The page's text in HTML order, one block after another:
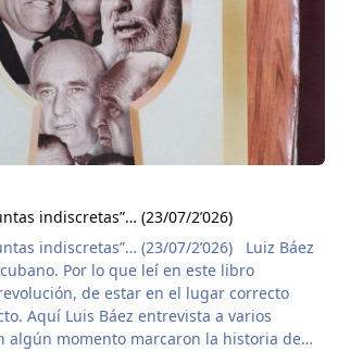
indiscretas”… (23/07/2’026)
indiscretas”… (23/07/2’026) Luiz Báez
Por lo que leí en este libro
de estar en el lugar correcto
Aquí Luis Báez entrevista a varios
algún momento marcaron la historia de